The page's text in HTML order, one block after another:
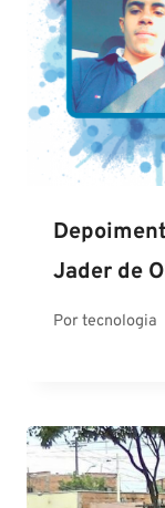
Jader de
Portecnologia